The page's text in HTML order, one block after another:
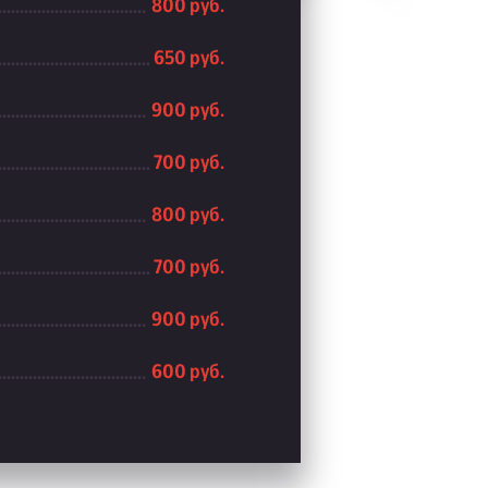
800 руб.
650 руб.
900 руб.
700 руб.
800 руб.
700 руб.
900 руб.
600 руб.